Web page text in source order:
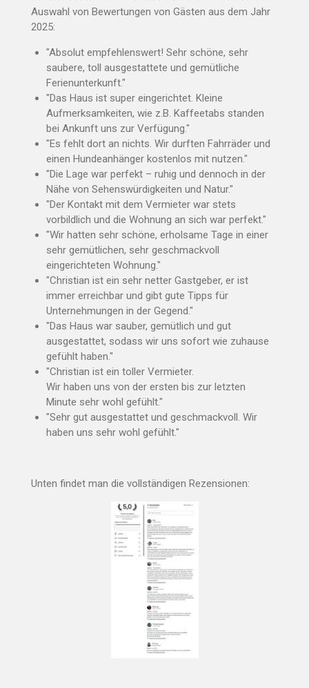
Auswahl von Bewertungen von Gästen aus dem Jahr
2025:
"Absolut empfehlenswert! Sehr schöne, sehr
saubere, toll ausgestattete und gemütliche
Ferienunterkunft."
"Das Haus ist super eingerichtet. Kleine
Aufmerksamkeiten, wie z.B. Kaffeetabs standen
bei Ankunft uns zur Verfügung."
"Es fehlt dort an nichts. Wir durften Fahrräder und
einen Hundeanhänger kostenlos mit nutzen."
"Die Lage war perfekt – ruhig und dennoch in der
Nähe von Sehenswürdigkeiten und Natur."
"Der Kontakt mit dem Vermieter war stets
vorbildlich und die Wohnung an sich war perfekt."
"Wir hatten sehr schöne, erholsame Tage in einer
sehr gemütlichen, sehr geschmackvoll
eingerichteten Wohnung."
"Christian ist ein sehr netter Gastgeber, er ist
immer erreichbar und gibt gute Tipps für
Unternehmungen in der Gegend."
"Das Haus war sauber, gemütlich und gut
ausgestattet, sodass wir uns sofort wie zuhause
gefühlt haben."
"Christian ist ein toller Vermieter.
Wir haben uns von der ersten bis zur letzten
Minute sehr wohl gefühlt."
"Sehr gut ausgestattet und geschmackvoll. Wir
haben uns sehr wohl gefühlt."
Unten findet man die vollständigen Rezensionen: